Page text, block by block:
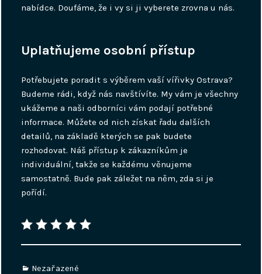
nabídce. Doufáme, že i vy si ji vyberete zrovna u nás.
Uplatňujeme osobní přístup
Potřebujete poradit s výběrem vaší vířivky Ostrava?
Budeme rádi, když nás navštívíte. My vám je všechny
ukážeme a naši odborníci vám podají potřebné
informace. Můžete od nich získat řadu dalších
detailů, na základě kterých se pak budete
rozhodovat. Náš přístup k zákazníkům je
individuální, takže se každému věnujeme
samostatně. Bude pak záležet na něm, zda si je
pořídí.
Categories
Nezařazené